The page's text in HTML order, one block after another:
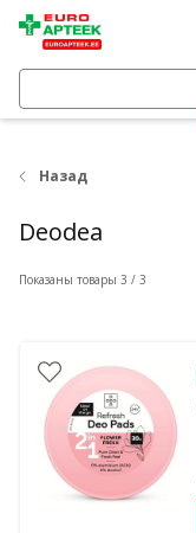
Назад
Deodea
Показаны товары 3 / 3